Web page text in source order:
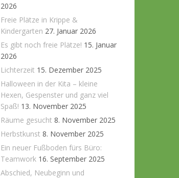
2026
Freie Plätze in Krippe &
Kindergarten 27. Januar 2026
Es gibt noch freie Plätze! 15. Januar
2026
Lichterzeit 15. Dezember 2025
Halloween in der Kita – kleine
Hexen, Gespenster und ganz viel
Spaß! 13. November 2025
Räume gesucht 8. November 2025
Herbstkunst 8. November 2025
Ein neuer Fußboden fürs Büro:
Teamwork 16. September 2025
Abschied, Neubeginn und